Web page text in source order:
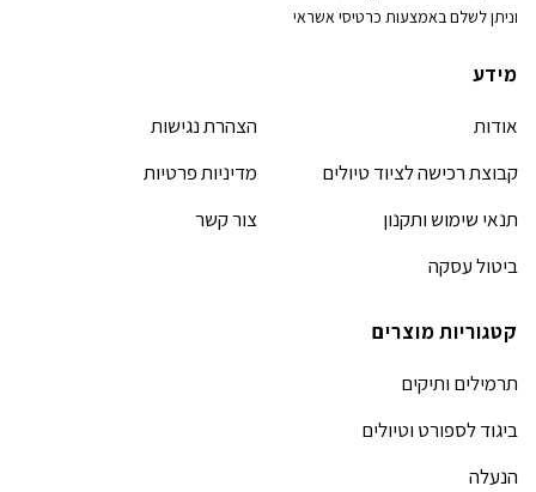
וניתן לשלם באמצעות כרטיסי אשראי
מידע
אודות
קבוצת רכישה לציוד טיולים
תנאי שימוש ותקנון
ביטול עסקה
הצהרת נגישות
מדיניות פרטיות
צור קשר
קטגוריות מוצרים
תרמילים ותיקים
ביגוד לספורט וטיולים
הנעלה